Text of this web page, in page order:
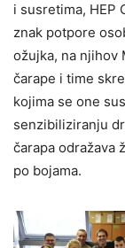
i susretima, HEP
znak potpore
ožujka, na njihov
čarape i time
kojima se one
senzibiliziranju
čarapa odražava
po bojama.